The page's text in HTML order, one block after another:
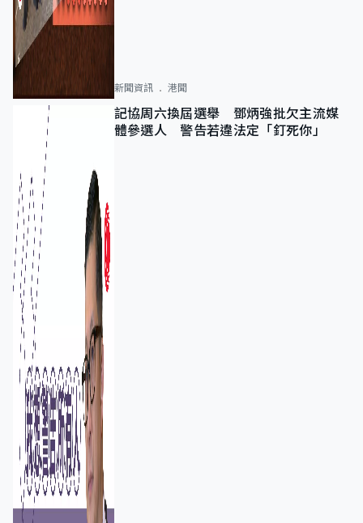
新聞資訊 港聞
記協周六換屆選舉 鄧炳強批欠主流媒
體參選人 警告若違法定「釘死你」